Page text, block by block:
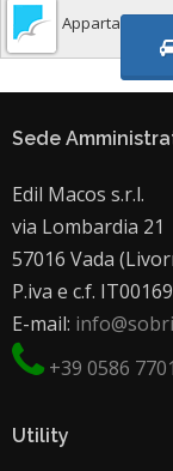
Appartamenti
Sede
Edil Macos s.r.l.
via Lombardia 21
57016 Vada
P.iva e c.f.
E-mail:
+39 0586
Utility